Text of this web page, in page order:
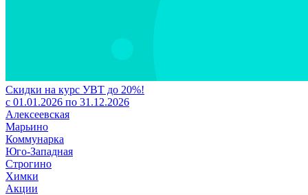
Скидки на курс УВТ до 20%!
с 01.01.2026 по 31.12.2026
Алексеевская
Марьино
Коммунарка
Юго-Западная
Строгино
Химки
Акции